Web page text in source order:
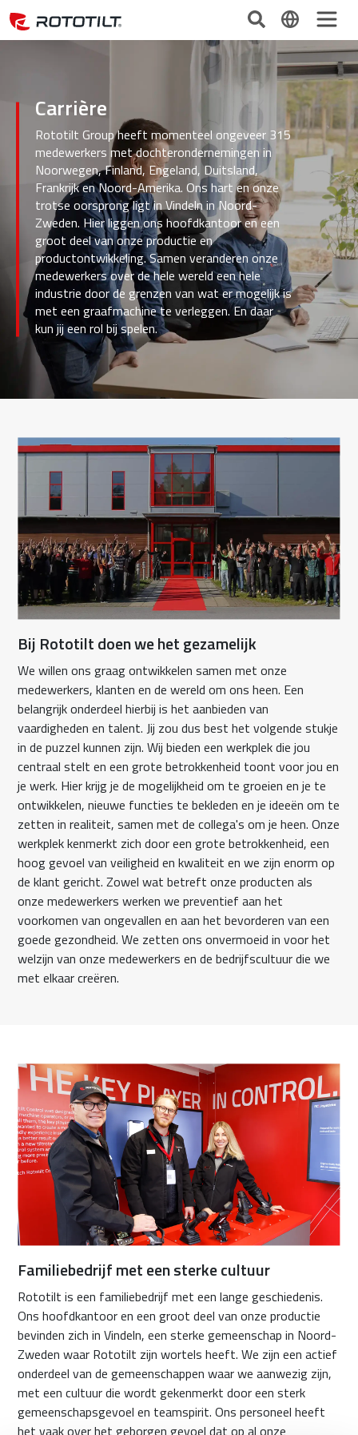
Carrière
Rototilt Group heeft momenteel ongeveer 315
medewerkers met dochterondernemingen in
Noorwegen, Finland, Engeland, Duitsland,
Frankrijk en Noord-Amerika. Ons hart en onze
trotse oorsprong ligt in Vindeln in Noord-
Zweden. Hier liggen ons hoofdkantoor en een
groot deel van onze productie en
productontwikkeling. Samen veranderen onze
medewerkers over de hele wereld een hele
industrie door de grenzen van wat er mogelijk is
met een graafmachine te verleggen. En daar
kun jij een rol bij spelen.
Bij Rototilt doen we het gezamelijk
We willen ons graag ontwikkelen samen met onze
medewerkers, klanten en de wereld om ons heen. Een
belangrijk onderdeel hierbij is het aanbieden van
vaardigheden en talent. Jij zou dus best het volgende stukje
in de puzzel kunnen zijn. Wij bieden een werkplek die jou
centraal stelt en een grote betrokkenheid toont voor jou en
je werk. Hier krijg je de mogelijkheid om te groeien en je te
ontwikkelen, nieuwe functies te bekleden en je ideeën om te
zetten in realiteit, samen met de collega's om je heen. Onze
werkplek kenmerkt zich door een grote betrokkenheid, een
hoog gevoel van veiligheid en kwaliteit en we zijn enorm op
de klant gericht. Zowel wat betreft onze producten als
onze medewerkers werken we preventief aan het
voorkomen van ongevallen en aan het bevorderen van een
goede gezondheid. We zetten ons onvermoeid in voor het
welzijn van onze medewerkers en de bedrijfscultuur die we
met elkaar creëren.
Familiebedrijf met een sterke cultuur
Rototilt is een familiebedrijf met een lange geschiedenis.
Ons hoofdkantoor en een groot deel van onze productie
bevinden zich in Vindeln, een sterke gemeenschap in Noord-
Zweden waar Rototilt zijn wortels heeft. We zijn een actief
onderdeel van de gemeenschappen waar we aanwezig zijn,
met een cultuur die wordt gekenmerkt door een sterk
gemeenschapsgevoel en teamspirit. Ons personeel heeft
het vaak over het geborgen gevoel dat op al onze